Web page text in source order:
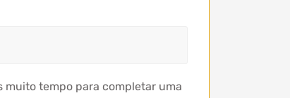
muito tempo para completar uma